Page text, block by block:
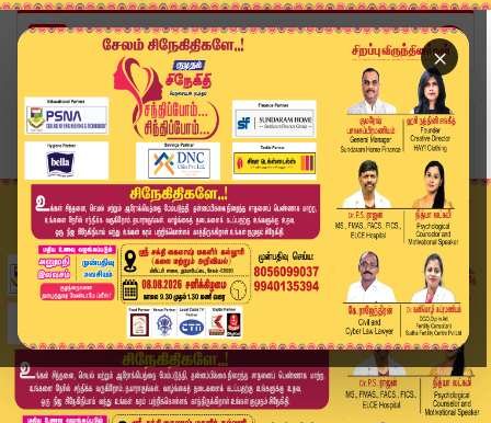
×
Home
வீடியோ ஸ்டோரி
ADMK meeting | அதிமுக நிறைவேற்றிய தீர்மானங்கள்....